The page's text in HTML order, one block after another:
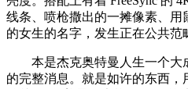
线条、喷枪撒出的一摊像素、
的女生的名字，发生正在公共范
本是杰克奥特曼人生一个大
的完整消息。就是如许的东西